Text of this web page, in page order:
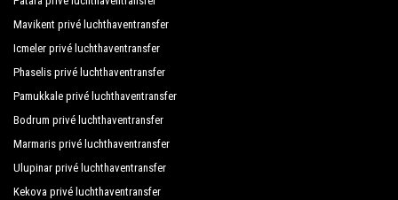
Centauera Hotel
Cleo Mare Hotel
Club Bayar Beach Hotel
Club Big Blue Suite Hotel
Mavikent privé luchthaventransfer
Icmeler privé luchthaventransfer
Phaselis privé luchthaventransfer
Pamukkale privé luchthaventransfer
Bodrum privé luchthaventransfer
Marmaris privé luchthaventransfer
Ulupinar privé luchthaventransfer
Kekova privé luchthaventransfer